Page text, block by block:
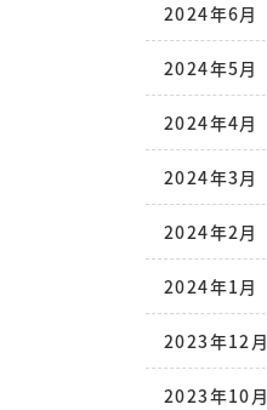
2024年6月
2024年5月
2024年4月
2024年3月
2024年2月
2024年1月
2023年12月
2023年10月